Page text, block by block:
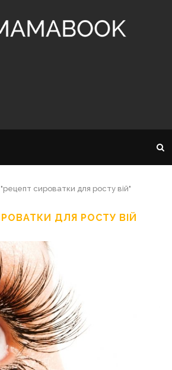
"рецепт сироватки для росту вій"
ДЛЯ РОСТУ ВІЙ